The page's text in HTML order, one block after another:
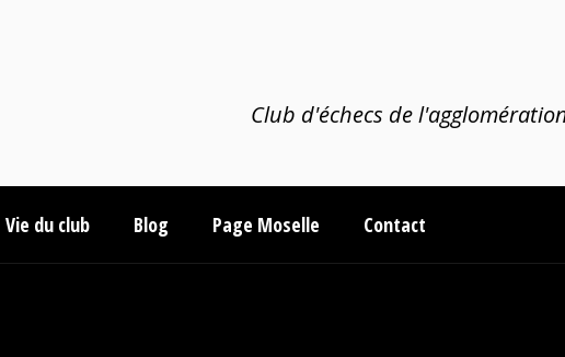
Club d'échecs de
Vie du club Blog Page Moselle Contact